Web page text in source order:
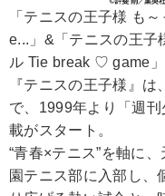
「テニスの王子様 も
e...」&「テニスの王子
ル Tie break ♡ game」
『テニスの王子様』
で、1999年より「週
載がスタート。
“青春×テニス”を軸に
園テニス部に入部し、